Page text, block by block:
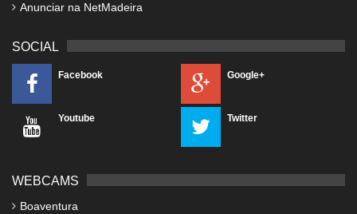
Anunciar na NetMadeira
SOCIAL
Facebook Google+
Youtube Twitter
WEBCAMS
Boaventura